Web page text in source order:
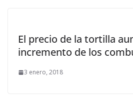
El precio de la tortilla
incremento de los
3 enero, 2018